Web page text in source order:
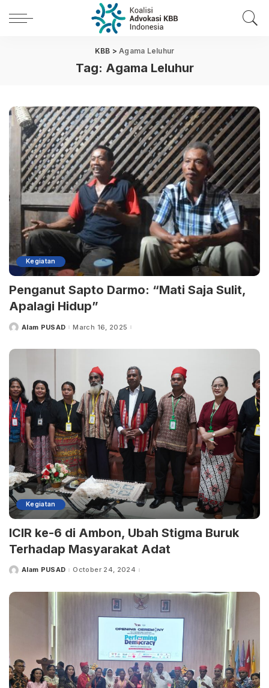
KBB >Agama Leluhur
Tag: Agama Leluhur
Kegiatan
Penganut Sapto Darmo: “Mati Saja Sulit,
Apalagi Hidup”
Alam PUSAD March 16, 2025
Kegiatan
ICIR ke-6 di Ambon, Ubah Stigma Buruk
Terhadap Masyarakat Adat
Alam PUSAD October 24, 2024